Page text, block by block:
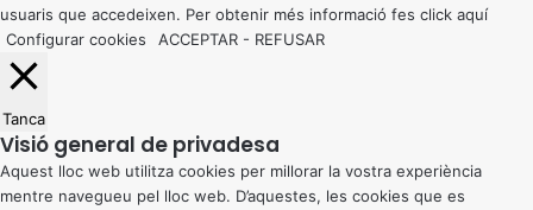
usuaris que accedeixen. Per obtenir més informació fes click aquí
Configurar cookies
ACCEPTAR - REFUSAR
Tanca
Visió general de privadesa
Aquest lloc web utilitza cookies per millorar la vostra experiència
mentre navegueu pel lloc web. D’aquestes, les cookies que es